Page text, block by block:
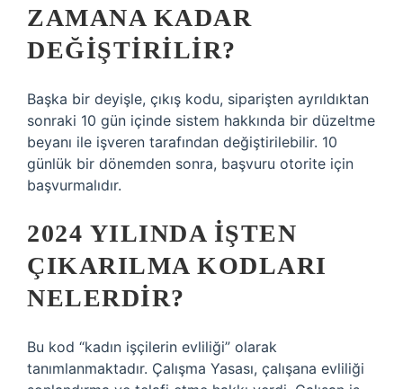
ZAMANA KADAR
DEĞIŞTIRILIR?
Başka bir deyişle, çıkış kodu, siparişten ayrıldıktan
sonraki 10 gün içinde sistem hakkında bir düzeltme
beyanı ile işveren tarafından değiştirilebilir. 10
günlük bir dönemden sonra, başvuru otorite için
başvurmalıdır.
2024 YILINDA IŞTEN
ÇIKARILMA KODLARI
NELERDIR?
Bu kod “kadın işçilerin evliliği” olarak
tanımlanmaktadır. Çalışma Yasası, çalışana evliliği